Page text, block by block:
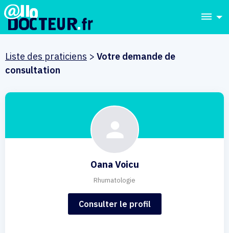
dehaze
Liste des praticiens > Votre demande de
consultation
Oana Voicu
Rhumatologie
Consulter le profil